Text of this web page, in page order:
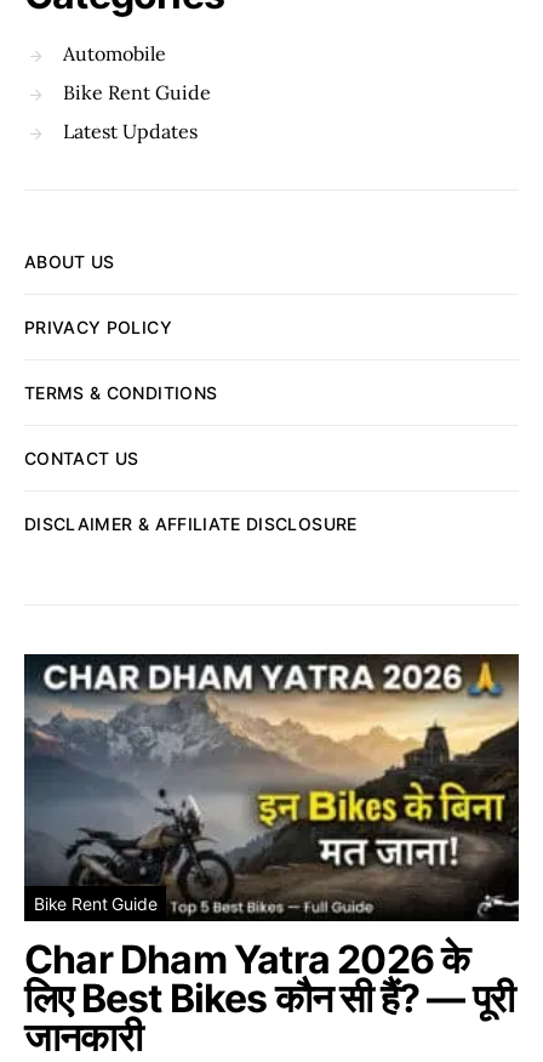
Automobile
Bike Rent Guide
Latest Updates
ABOUT US
PRIVACY POLICY
TERMS & CONDITIONS
CONTACT US
DISCLAIMER & AFFILIATE DISCLOSURE
Bike Rent Guide
Char Dham Yatra 2026 के
लिए Best Bikes कौन सी हैं? — पूरी
जानकारी